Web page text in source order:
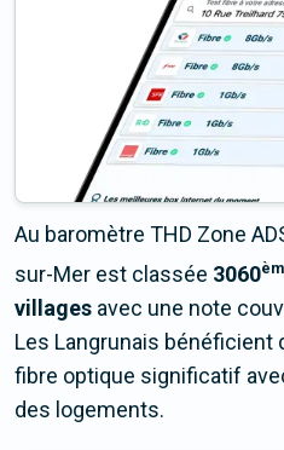
Au baromètre THD Zone
sur-Mer est classée 3060
villages avec une note
Les Langrunais bénéficient
fibre optique significatif
des logements.